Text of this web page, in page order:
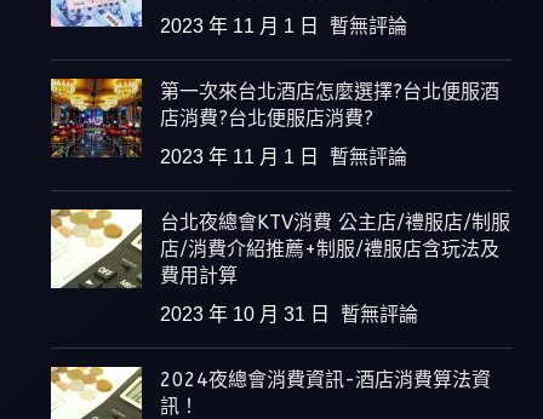
2023 年 11 月 1 日 暫無評論
第一次來台北酒店怎麼選擇?台北便服酒
店消費?台北便服店消費?
2023 年 11 月 1 日 暫無評論
台北夜總會KTV消費 公主店/禮服店/制服
店/消費介紹推薦+制服/禮服店含玩法及
費用計算
2023 年 10 月 31 日 暫無評論
2024夜總會消費資訊-酒店消費算法資
訊！